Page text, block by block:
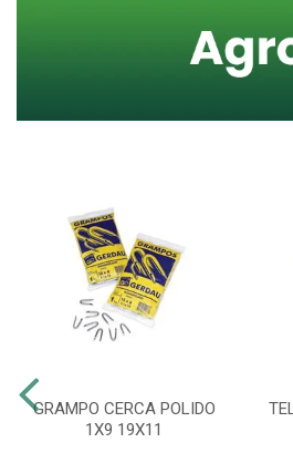
GRAMPO CERCA POLIDO
1X9 19X11